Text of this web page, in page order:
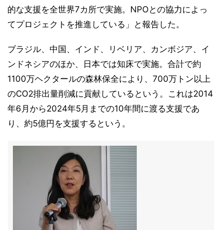
的な支援を全世界7カ所で実施。NPOとの協力によっ
てプロジェクトを推進している」と報告した。
ブラジル、中国、インド、リベリア、カンボジア、イ
ンドネシアのほか、日本では知床で実施。合計で約
1100万ヘクタールの森林保全により、700万トン以上
のCO2排出量削減に貢献しているという。これは2014
年6月から2024年5月までの10年間に渡る支援であ
り、約5億円を支援するという。